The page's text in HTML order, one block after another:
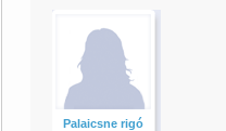
Palaicsne rigó